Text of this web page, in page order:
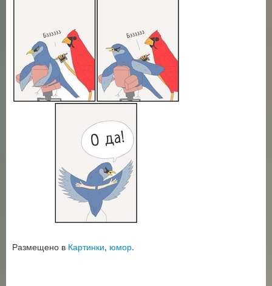
Размещено в Картинки, юмор.